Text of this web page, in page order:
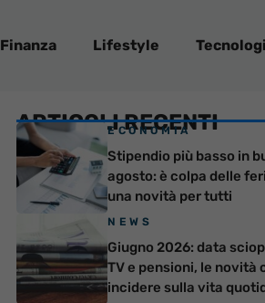
Finanza Lifestyle
ARTICOLI RECENTI
ECONOMIA
Stipendio più basso in
agosto: è colpa delle
una novità per tutti
NEWS
Giugno 2026: data
TV e pensioni, le novità
incidere sulla vita